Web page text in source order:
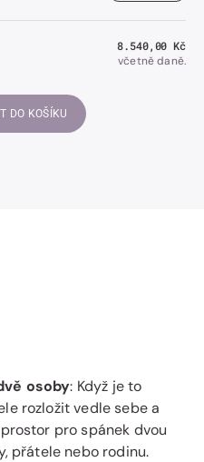
Běžná
cena
8.540,00 Kč
včetně daně.
DO KOŠÍKU
osoby: Když je to
rozložit vedle sebe a
pro spánek dvou
přátele nebo rodinu.